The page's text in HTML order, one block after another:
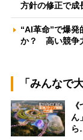
方針の修正で
“AI革命”で爆発
か？ 高い競争
「みんなで
ん